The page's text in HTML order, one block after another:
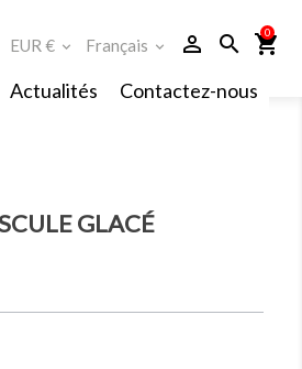
shopping_cart
0
search
person_outline
Français expand_more
EUR € expand_more
Actualités Contactez-nous
GLACÉ